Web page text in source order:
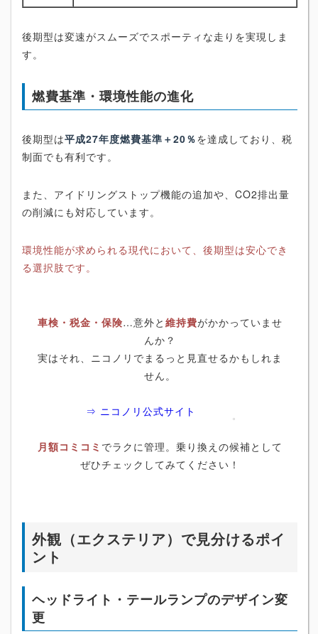
後期型は変速がスムーズでスポーティな走りを実現しま
す。
燃費基準・環境性能の進化
後期型は平成27年度燃費基準＋20％を達成しており、税
制面でも有利です。
また、アイドリングストップ機能の追加や、CO2排出量
の削減にも対応しています。
環境性能が求められる現代において、後期型は安心でき
る選択肢です。
車検・税金・保険…意外と 維持費がかかっていませ
んか？
実はそれ、ニコノリでまるっと見直せるかもしれま
せん。
⇒ ニコノリ公式サイト
月額コミコミ でラクに管理。乗り換えの候補として
ぜひチェックしてみてください！
外観（エクステリア）で見分けるポイ
ント
ヘッドライト・テールランプのデザイン変
更